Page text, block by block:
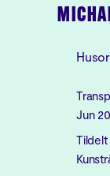
Jun
Tildelt